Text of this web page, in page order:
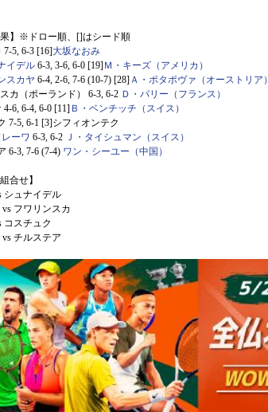
果】※ドロー順、[]はシード順
5, 6-3 [16]大坂なおみ
イデル 6-3, 3-6, 6-0 [19] Ｍ・キーズ（アメリカ）
スカヤ 6-4, 2-6, 7-6 (10-7) [28] Ａ・ポタポヴァ（オーストリア）
カ（ポーランド） 6-3, 6-2 Ｄ・パリー（フランス）
6, 6-4, 6-0 [11] Ｂ・ベンチッチ（スイス）
7-5, 6-1 [3]シフィオンテク
ーワ 6-3, 6-2 Ｊ・タイシュマン（スイス）
6-3, 7-6 (7-4) ワン・シーユー（中国）
合せ】
シュナイデル
フワリンスカ
コスチュク
チルステア